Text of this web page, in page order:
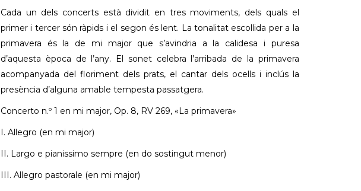
Cada un dels concerts està dividit en tres moviments, dels quals el
primer i tercer són ràpids i el segon és lent. La tonalitat escollida per a la
primavera és la de mi major que s’avindria a la calidesa i puresa
d’aquesta època de l’any. El sonet celebra l’arribada de la primavera
acompanyada del floriment dels prats, el cantar dels ocells i inclús la
presència d’alguna amable tempesta passatgera.
Concerto n.º 1 en mi major, Op. 8, RV 269, «La primavera»
I. Allegro (en mi major)
II. Largo e pianissimo sempre (en do sostingut menor)
III. Allegro pastorale (en mi major)